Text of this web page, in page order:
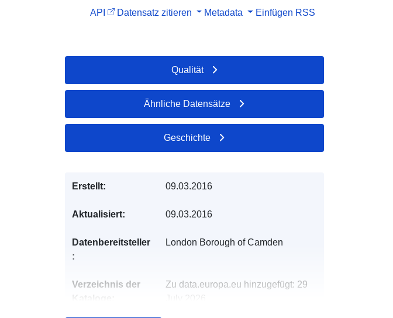
API Datensatz zitieren Metadata Einfügen RSS
Qualität
Ähnliche Datensätze
Geschichte
Erstellt: 09.03.2016
Aktualisiert: 09.03.2016
Datenbereitsteller
:
London Borough of Camden
Verzeichnis der
Kataloge:
Zu data.europa.eu hinzugefügt: 29
July 2026